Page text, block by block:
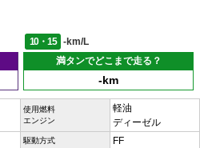
10・15
-km/L
満タンでどこまで走る？
-km
使用燃料
エンジン
軽油
ディーゼル
駆動方式 FF